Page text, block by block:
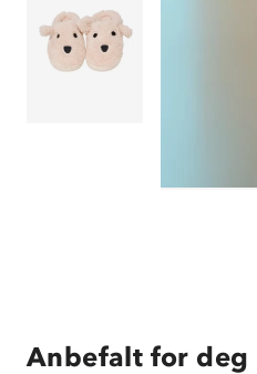
Anbefalt for deg